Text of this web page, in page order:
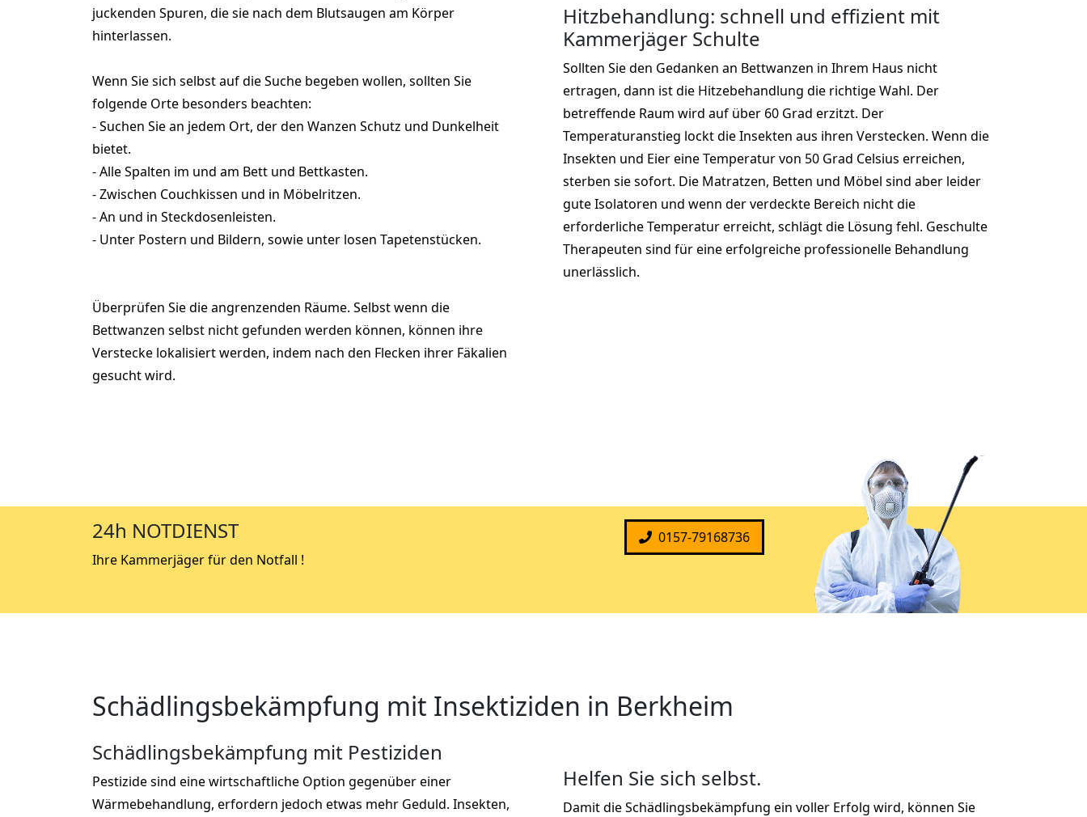
juckenden Spuren, die sie nach dem Blutsaugen am Körper
hinterlassen.
Wenn Sie sich selbst auf die Suche begeben wollen, sollten Sie
folgende Orte besonders beachten:
- Suchen Sie an jedem Ort, der den Wanzen Schutz und Dunkelheit
bietet.
- Alle Spalten im und am Bett und Bettkasten.
- Zwischen Couchkissen und in Möbelritzen.
- An und in Steckdosenleisten.
- Unter Postern und Bildern, sowie unter losen Tapetenstücken.
Überprüfen Sie die angrenzenden Räume. Selbst wenn die
Bettwanzen selbst nicht gefunden werden können, können ihre
Verstecke lokalisiert werden, indem nach den Flecken ihrer Fäkalien
gesucht wird.
Hitzbehandlung: schnell und effizient mit
Kammerjäger Schulte
Sollten Sie den Gedanken an Bettwanzen in Ihrem Haus nicht
ertragen, dann ist die Hitzebehandlung die richtige Wahl. Der
betreffende Raum wird auf über 60 Grad erzitzt. Der
Temperaturanstieg lockt die Insekten aus ihren Verstecken. Wenn die
Insekten und Eier eine Temperatur von 50 Grad Celsius erreichen,
sterben sie sofort. Die Matratzen, Betten und Möbel sind aber leider
gute Isolatoren und wenn der verdeckte Bereich nicht die
erforderliche Temperatur erreicht, schlägt die Lösung fehl. Geschulte
Therapeuten sind für eine erfolgreiche professionelle Behandlung
unerlässlich.
24h NOTDIENST
Ihre Kammerjäger für den Notfall !
0157-79168736
Schädlingsbekämpfung mit Insektiziden in Berkheim
Schädlingsbekämpfung mit Pestiziden
Pestizide sind eine wirtschaftliche Option gegenüber einer
Wärmebehandlung, erfordern jedoch etwas mehr Geduld. Insekten,
Helfen Sie sich selbst.
Damit die Schädlingsbekämpfung ein voller Erfolg wird, können Sie